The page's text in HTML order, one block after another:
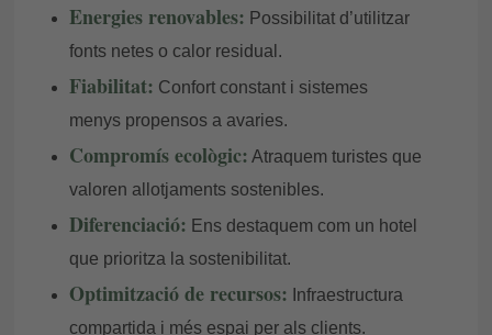
Energies renovables: Possibilitat d’utilitzar
fonts netes o calor residual.
Fiabilitat: Confort constant i sistemes
menys propensos a avaries.
Compromís ecològic: Atraquem turistes que
valoren allotjaments sostenibles.
Diferenciació: Ens destaquem com un hotel
que prioritza la sostenibilitat.
Optimització de recursos: Infraestructura
compartida i més espai per als clients.